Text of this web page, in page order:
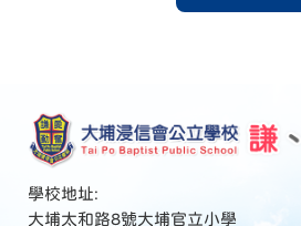
學校地址:
大埔太和路8號大埔官立小學